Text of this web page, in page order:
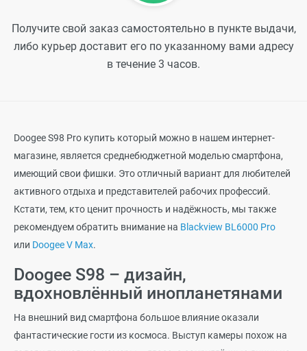
Получите свой заказ самостоятельно в пункте выдачи,
либо курьер доставит его по указанному вами адресу
в течение 3 часов.
Doogee S98 Pro купить который можно в нашем интернет-
магазине, является среднебюджетной моделью смартфона,
имеющий свои фишки. Это отличный вариант для любителей
активного отдыха и представителей рабочих профессий.
Кстати, тем, кто ценит прочность и надёжность, мы также
рекомендуем обратить внимание на Blackview BL6000 Pro
или Doogee V Max.
Doogee S98 – дизайн,
вдохновлённый инопланетянами
На внешний вид смартфона большое влияние оказали
фантастические гости из космоса. Выступ камеры похож на